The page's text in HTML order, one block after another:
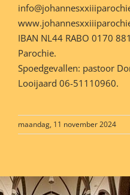
IBAN NL44 RABO 0170
Parochie.
Spoedgevallen: pastoor
Looijaard 06-51110960.
maandag, 11 november 2024